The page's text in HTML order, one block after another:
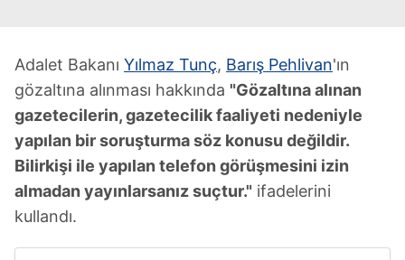
Adalet Bakanı Yılmaz Tunç, Barış Pehlivan'ın
gözaltına alınması hakkında "Gözaltına alınan
gazetecilerin, gazetecilik faaliyeti nedeniyle
yapılan bir soruşturma söz konusu değildir.
Bilirkişi ile yapılan telefon görüşmesini izin
almadan yayınlarsanız suçtur." ifadelerini
kullandı.